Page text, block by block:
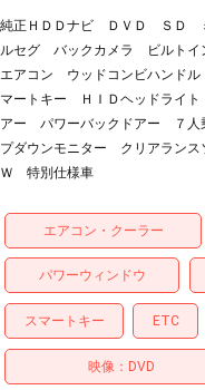
純正ＨＤＤナビ ＤＶＤ ＳＤ
ルセグ バックカメラ ビルト
エアコン ウッドコンビハンド
マートキー ＨＩＤヘッドライ
アー パワーバックドアー ７人
プダウンモニター クリアラン
Ｗ 特別仕様車
エアコン・クーラー
パワーウィンドウ
スマートキー ETC
映像 DVD